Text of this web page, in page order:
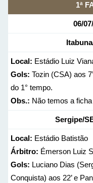
1ª
06/
Local: Estádio Luiz
Gols: Tozin (CSA) aos
do 1° tempo.
Obs.: Não temos a
Sergipe/
Local: Estádio Batistão
Árbitro: Émerson Luiz
Gols: Luciano Dias
Conquista) aos 22’ e